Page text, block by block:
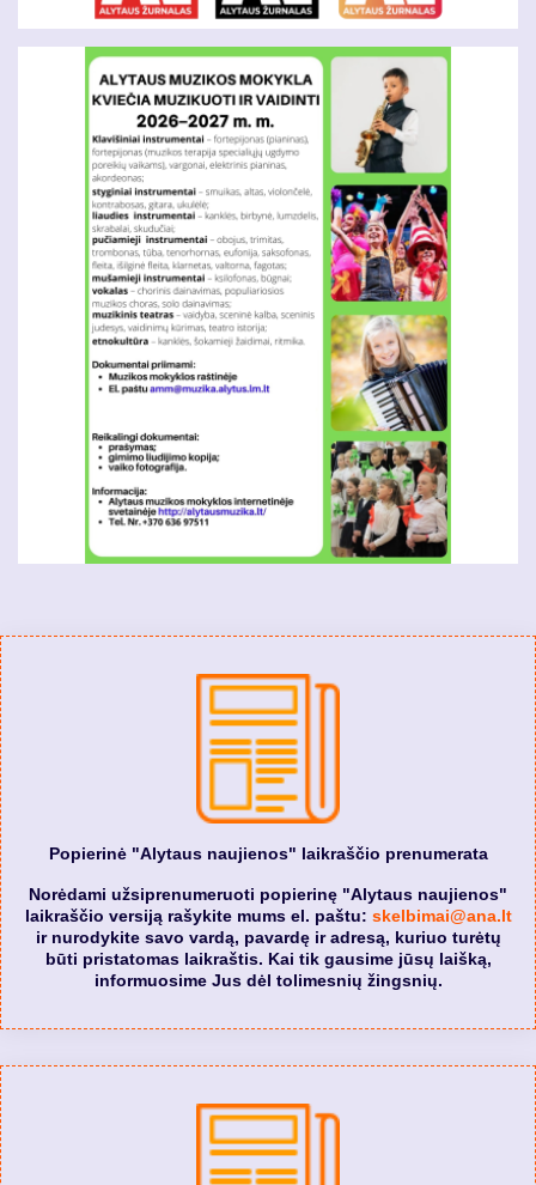
Popierinė "Alytaus naujienos" laikraščio prenumerata
Norėdami užsiprenumeruoti popierinę "Alytaus naujienos"
laikraščio versiją rašykite mums el. paštu: skelbimai@ana.lt
ir nurodykite savo vardą, pavardę ir adresą, kuriuo turėtų
būti pristatomas laikraštis. Kai tik gausime jūsų laišką,
informuosime Jus dėl tolimesnių žingsnių.